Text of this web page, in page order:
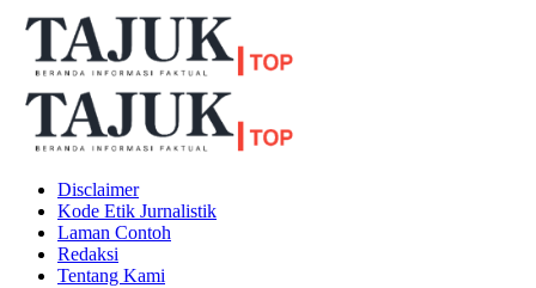
Disclaimer
Kode Etik Jurnalistik
Laman Contoh
Redaksi
Tentang Kami